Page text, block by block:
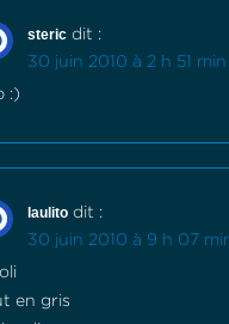
steric dit :
30 juin 2010 à 2 h 51 min
:)
laulito dit :
30 juin 2010 à 9 h 07
en gris